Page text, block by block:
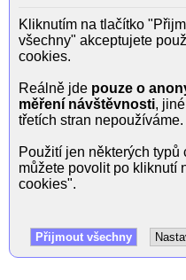
Kliknutím na tlačítko
všechny" akceptujete
cookies.
Reálně jde pouze o
měření návštěvnosti,
třetích stran nepoužíváme.
Použití jen některých typů
můžete povolit po kliknutí
cookies".
Přijmout všechny